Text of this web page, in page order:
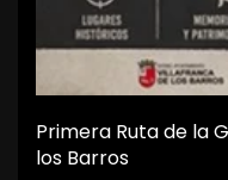
Primera Ruta de la
los Barros